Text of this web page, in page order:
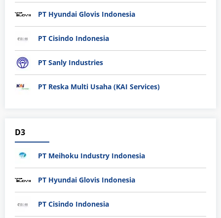
PT Hyundai Glovis Indonesia
PT Cisindo Indonesia
PT Sanly Industries
PT Reska Multi Usaha (KAI Services)
D3
PT Meihoku Industry Indonesia
PT Hyundai Glovis Indonesia
PT Cisindo Indonesia